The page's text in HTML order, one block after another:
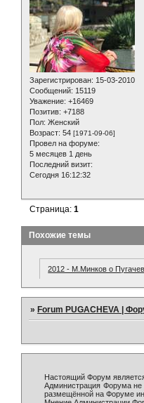
Зарегистрирован: 15-03-2010
Сообщений: 15119
Уважение: +16469
Позитив: +7188
Пол: Женский
Возраст: 54 [1971-09-06]
Провел на форуме:
5 месяцев 1 день
Последний визит:
Сегодня 16:12:32
Страница:1
Похожие темы
2012 - М.Минков о
»Forum PUGACHEVA |
Настоящий Форум
Администрация Форума не
размещённой на Форуме